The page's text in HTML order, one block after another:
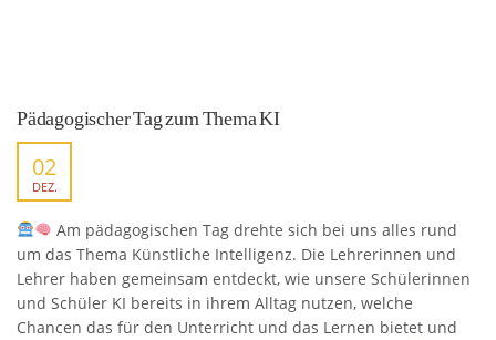
Pädagogischer Tag zum Thema KI
02
DEZ.
Am pädagogischen Tag drehte sich bei uns alles rund
um das Thema Künstliche Intelligenz. Die Lehrerinnen und
Lehrer haben gemeinsam entdeckt, wie unsere Schülerinnen
und Schüler KI bereits in ihrem Alltag nutzen, welche
Chancen das für den Unterricht und das Lernen bietet und